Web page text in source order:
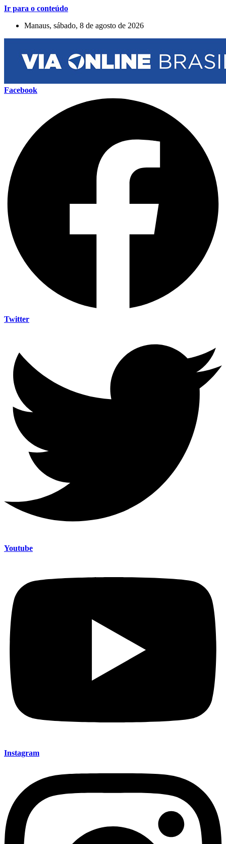
Ir para o conteúdo
Manaus, sábado, 8 de agosto de 2026
Facebook
Twitter
Youtube
Instagram